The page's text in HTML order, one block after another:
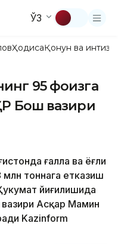
ЎЗ
ҲодисаҚонун ва
95 фоизга
Бош вазири
ғалла ва ёғли
млн тоннага етказиш
йиғилишида
вазири Асқар Мамин
Kazinform